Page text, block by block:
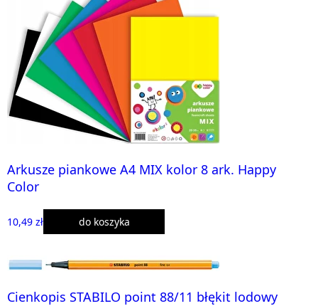
Arkusze piankowe A4 MIX kolor 8 ark. Happy
Color
10,49 zł do koszyka
Cienkopis STABILO point 88/11 błękit lodowy